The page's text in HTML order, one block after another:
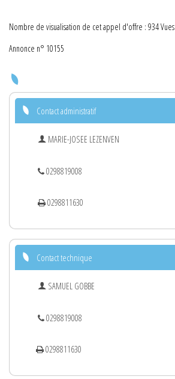
Nombre de visualisation de cet appel d'offre : 934 Vues
Annonce n° 10155
Contact administratif
MARIE-JOSEE LEZENVEN
0298819008
0298811630
Contact technique
SAMUEL GOBBE
0298819008
0298811630